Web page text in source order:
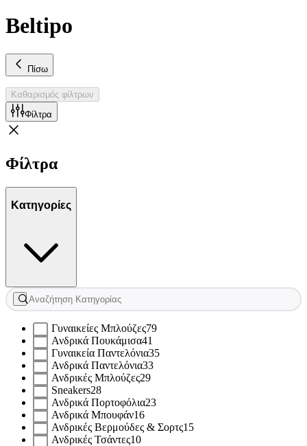
Beltipo
Πίσω
Καθαρισμός φίλτρων
Φίλτρα
Φίλτρα
Κατηγορίες
Γυναικείες Μπλούζες79
Ανδρικά Πουκάμισα41
Γυναικεία Παντελόνια35
Ανδρικά Παντελόνια33
Ανδρικές Μπλούζες29
Sneakers28
Ανδρικά Πορτοφόλια23
Ανδρικά Μπουφάν16
Ανδρικές Βερμούδες & Σορτς15
Ανδρικές Τσάντες10